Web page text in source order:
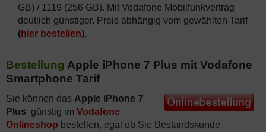
GB) / 1119 (256 GB). Mit Vodafone Mobilfunkvertrag
deutlich günstiger. Preis abhängig vom gewählten Tarif
(hier bestellen).
Bestellung Apple iPhone 7 Plus mit Vodafone
Smartphone Tarif
Sie können das Apple iPhone 7
Plus günstig im Vodafone
Onlineshop bestellen, egal ob Sie Bestandskunde